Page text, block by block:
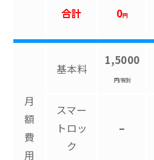
合計 0円
月
額
費
用
基本料
1,5000
円/税別
スマー
トロッ
ク
–